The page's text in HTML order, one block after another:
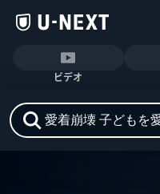
ビデオ